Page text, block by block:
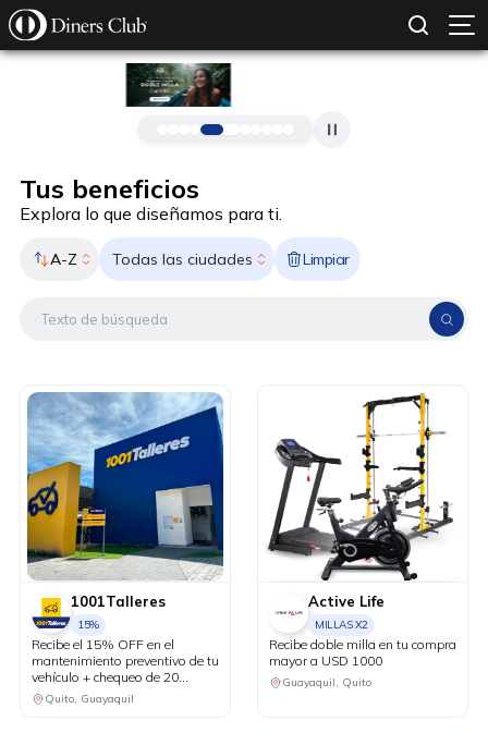
Pasar al contenido principal
Tus beneficios
Explora lo que diseñamos para ti.
A-Z Todas las ciudades Limpiar
1001Talleres
15%
Recibe el 15% OFF en el
mantenimiento preventivo de tu
vehículo + chequeo de 20
puntos sin costo.
Quito, Guayaquil
Active Life
MILLAS X2
Recibe doble milla en tu compra
mayor a USD 1000
Guayaquil, Quito